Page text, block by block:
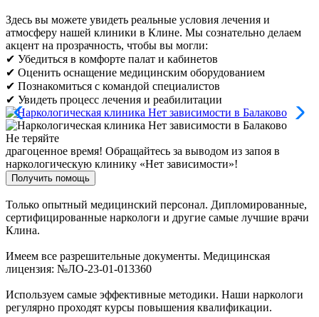
Здесь вы можете увидеть реальные условия лечения и
атмосферу нашей клиники в Клине. Мы сознательно делаем
акцент на прозрачность, чтобы вы могли:
✔ Убедиться в комфорте палат и кабинетов
✔ Оценить оснащение медицинским оборудованием
✔ Познакомиться с командой специалистов
✔ Увидеть процесс лечения и реабилитации
Не теряйте
драгоценное время! Обращайтесь за выводом из запоя в
наркологическую клинику «Нет зависимости»!
Получить помощь
Только опытный медицинский персонал. Дипломированные,
сертифицированные наркологи и другие самые лучшие врачи
Клина.
Имеем все разрешительные документы. Медицинская
лицензия: №ЛО-23-01-013360
Используем самые эффективные методики. Наши наркологи
регулярно проходят курсы повышения квалификации.